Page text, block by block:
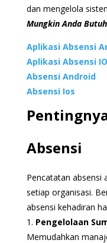
dan mengelola
Mungkin Anda
Aplikasi Absensi
Aplikasi Absensi
Absensi Android
Absensi Ios
Absensi
Pencatatan absensi
setiap organisasi.
absensi kehadiran
1. Pengelolaan
Memudahkan